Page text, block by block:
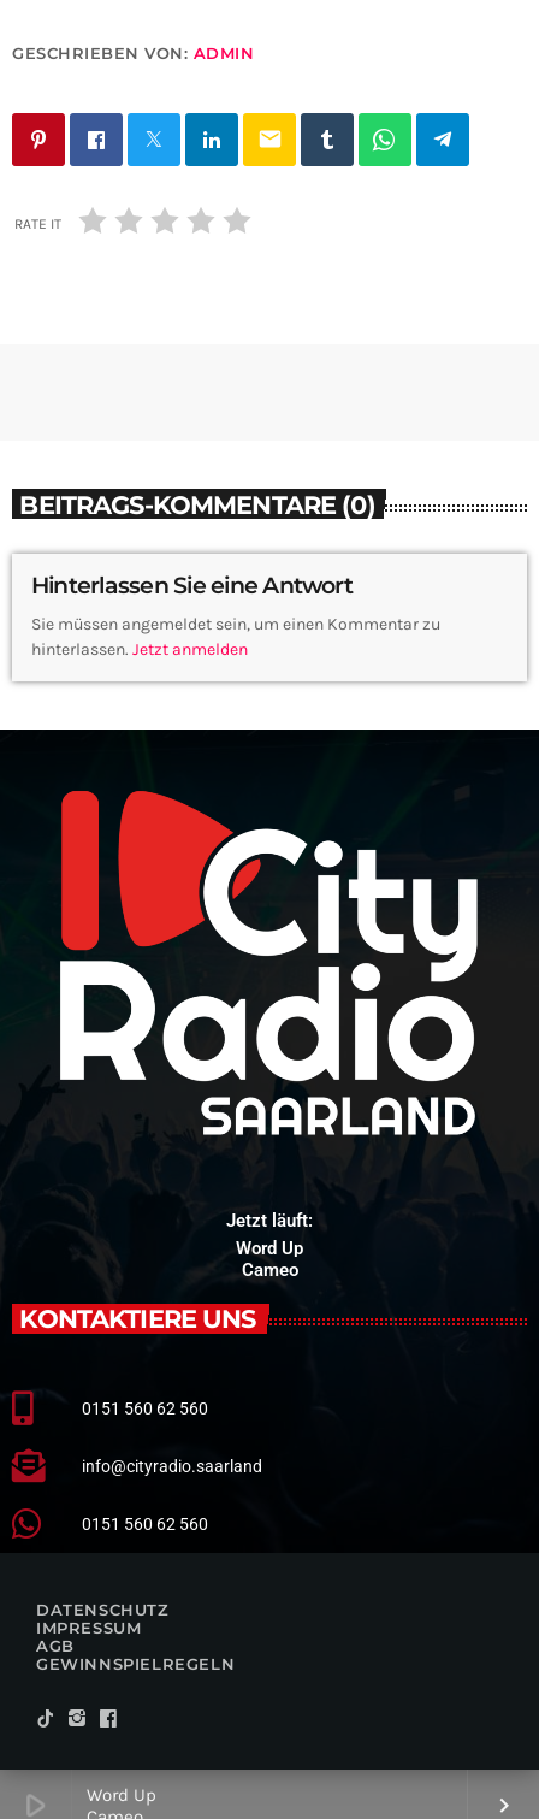
play_arrow
Word Up
keyboard_arrow_right
GESCHRIEBEN VON: ADMIN
email
RATE IT
BEITRAGS-KOMMENTARE (0)
Hinterlassen Sie eine Antwort
Sie müssen angemeldet sein, um einen Kommentar zu
hinterlassen. Jetzt anmelden
Jetzt läuft:
Word Up
Cameo
KONTAKTIERE UNS
0151 560 62 560
info@cityradio.saarland
0151 560 62 560
DATENSCHUTZ
IMPRESSUM
AGB
GEWINNSPIELREGELN